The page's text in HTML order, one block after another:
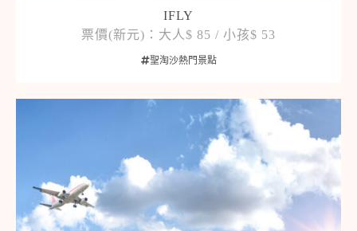
IFLY
票價(新元)：大人$ 85 / 小孩$ 53
聖淘沙熱門景點